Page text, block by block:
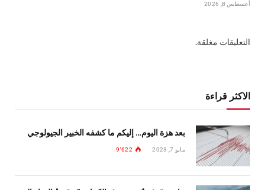
أغسطس 8, 2026
التعليقات مغلقة.
الاكثر قراءة
بعد هزة اليوم… إليكم ما كشفه الخبير الجيولوجي
مايو 7, 2023 9٬622